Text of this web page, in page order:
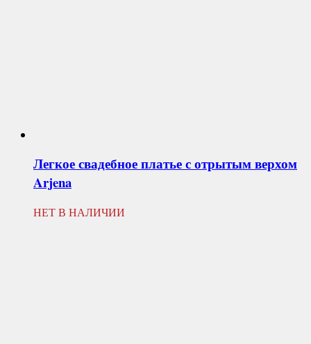
Легкое свадебное платье с отрытым верхом
Arjena
НЕТ В НАЛИЧИИ